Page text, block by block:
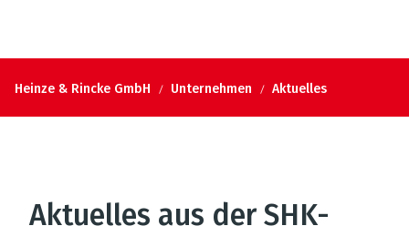
Heinze & Rincke GmbH Unternehmen Aktuelles
Aktuelles aus der SHK-